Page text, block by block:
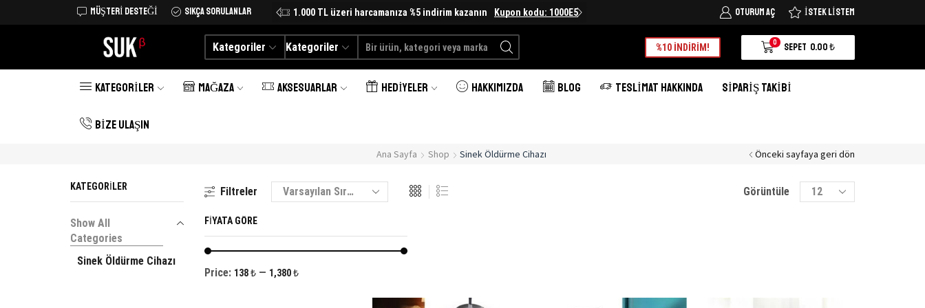
MÜŞTERI DESTEĞI SIKÇA SORULANLAR
Tüm Türkiye'ye kargo şimdi 25 TL Alışverişe Başlayın 1.000 TL üzeri harcamanıza %5 indirim kazanın Kupon kodu: 1000E5 Tüm Türkiye'ye kargo şimdi 25 TL Alışverişe Başlayın
OTURUM AÇ İSTEK LISTEM
Kategoriler Kategoriler
Search
%10 İNDİRİM! 0 SEPET 0.00₺
KATEGORILER MAĞAZA AKSESUARLAR HEDIYELER HAKKIMIZDA BLOG TESLIMAT HAKKINDA SIPARIŞ TAKIBI
BIZE ULAŞIN
Ana Sayfa Shop Sinek Öldürme Cihazı Önceki sayfaya geri dön
Filtreler Görüntüle
Products
per
FIYATA GÖRE
Price: 138 ₺ — 1,380 ₺
KATEGORILER
Show All
Categories
Sinek Öldürme Cihazı